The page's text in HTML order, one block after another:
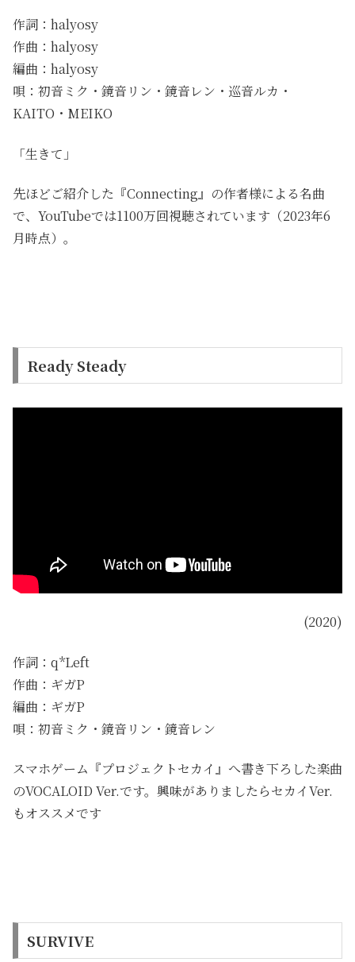
作詞：halyosy
作曲：halyosy
編曲：halyosy
唄：初音ミク・鏡音リン・鏡音レン・巡音ルカ・
KAITO・MEIKO
「生きて」
先ほどご紹介した『Connecting』の作者様による名曲
で、YouTubeでは1100万回視聴されています（2023年6
月時点）。
Ready Steady
(2020)
作詞：q*Left
作曲：ギガP
編曲：ギガP
唄：初音ミク・鏡音リン・鏡音レン
スマホゲーム『プロジェクトセカイ』へ書き下ろした楽曲
のVOCALOID Ver.です。興味がありましたらセカイVer.
もオススメです
SURVIVE